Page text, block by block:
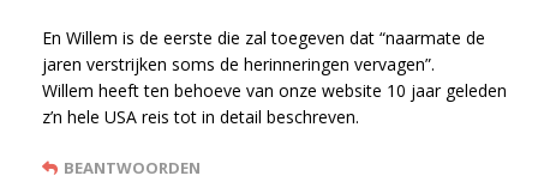
En Willem is de eerste die zal toegeven dat “naarmate de
jaren verstrijken soms de herinneringen vervagen”.
Willem heeft ten behoeve van onze website 10 jaar geleden
z’n hele USA reis tot in detail beschreven.
BEANTWOORDEN